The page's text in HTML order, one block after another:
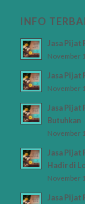
INFO
Jasa Pijat
November
Jasa Pijat
November
Jasa Pijat
Butuhkan
November
Jasa Pijat
Hadir di
November
Jasa Pijat